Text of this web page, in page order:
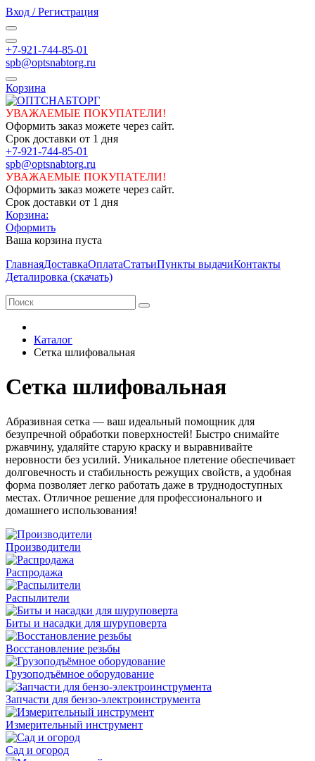
Вход / Регистрация
+7-921-744-85-01
spb@optsnabtorg.ru
Корзина
УВАЖАЕМЫЕ ПОКУПАТЕЛИ!
Оформить заказ можете через сайт.
Срок доставки от 1 дня
+7-921-744-85-01
spb@optsnabtorg.ru
УВАЖАЕМЫЕ ПОКУПАТЕЛИ!
Оформить заказ можете через сайт.
Срок доставки от 1 дня
Корзина:
Оформить
Ваша корзина пуста
ГлавнаяДоставкаОплатаСтатьиПункты выдачиКонтакты
Деталировка (скачать)
Каталог
Сетка шлифовальная
Сетка шлифовальная
Абразивная сетка — ваш идеальный помощник для
безупречной обработки поверхностей! Быстро снимайте
ржавчину, удаляйте старую краску и выравнивайте
неровности без усилий. Уникальное плетение обеспечивает
долговечность и стабильность режущих свойств, а удобная
форма позволяет легко работать даже в труднодоступных
местах. Отличное решение для профессионального и
домашнего использования!
Производители
Распродажа
Распылители
Биты и насадки для шуруповерта
Восстановление резьбы
Грузоподъёмное оборудование
Запчасти для бензо-электроинструмента
Измерительный инструмент
Сад и огород